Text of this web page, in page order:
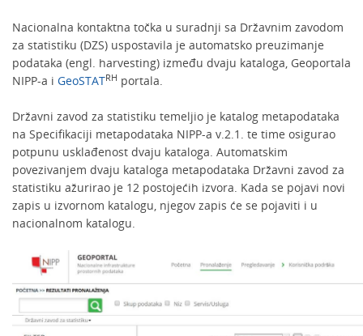
Nacionalna kontaktna točka u suradnji sa Državnim zavodom
za statistiku (DZS) uspostavila je automatsko preuzimanje
podataka (engl. harvesting) između dvaju kataloga, Geoportala
NIPP-a i GeoSTATRH portala.
Državni zavod za statistiku temeljio je katalog metapodataka
na Specifikaciji metapodataka NIPP-a v.2.1. te time osigurao
potpunu usklađenost dvaju kataloga. Automatskim
povezivanjem dvaju kataloga metapodataka Državni zavod za
statistiku ažurirao je 12 postojećih izvora. Kada se pojavi novi
zapis u izvornom katalogu, njegov zapis će se pojaviti i u
nacionalnom katalogu.